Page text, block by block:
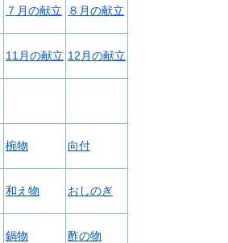
７月の献立 ８月の献立
11月の献立 12月の献立
椀物 向付
和え物 おしのぎ
鍋物 酢の物